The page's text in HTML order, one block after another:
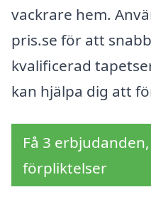
vackrare hem.
pris.se för att
kvalificerad
kan hjälpa dig att
Få 3
förpliktelser